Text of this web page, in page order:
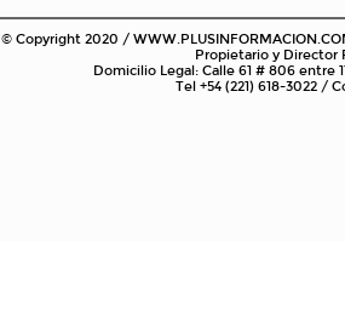
© Copyright 2020 /
Propietario y Director
Domicilio Legal: Calle 61 # 806 entre
Tel +54 (221) 618-3022 /